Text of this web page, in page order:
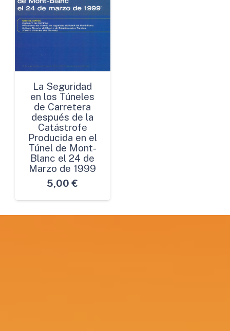
La Seguridad
en los Túneles
de Carretera
después de la
Catástrofe
Producida en el
Túnel de Mont-
Blanc el 24 de
Marzo de 1999
5,00 €